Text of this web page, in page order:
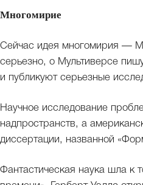
Многомирие
Сейчас идея многомирия —
серьезно, о Мультиверсе
и публикуют серьезные
Научное исследование
надпространств, а
диссертации, названной
Фантастическая наука шла к